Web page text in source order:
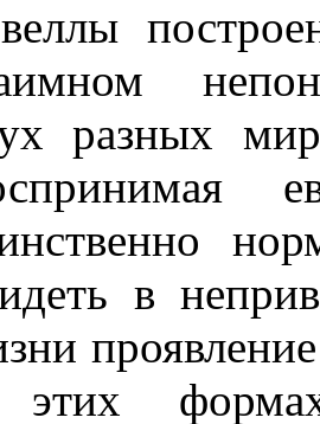
разных
в